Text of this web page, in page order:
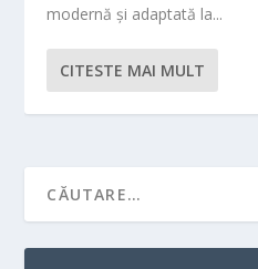
modernă și adaptată la...
CITESTE MAI MULT